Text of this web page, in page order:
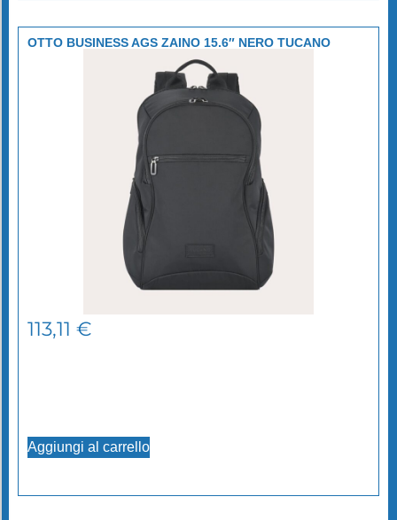
OTTO BUSINESS AGS ZAINO 15.6″ NERO TUCANO
113,11 €
Aggiungi al carrello